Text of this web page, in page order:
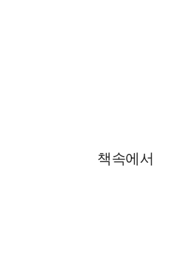
책속에서